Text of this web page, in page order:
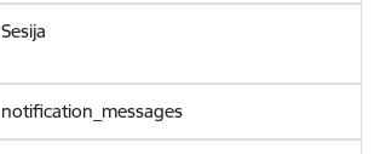
Sesija
notification_messages